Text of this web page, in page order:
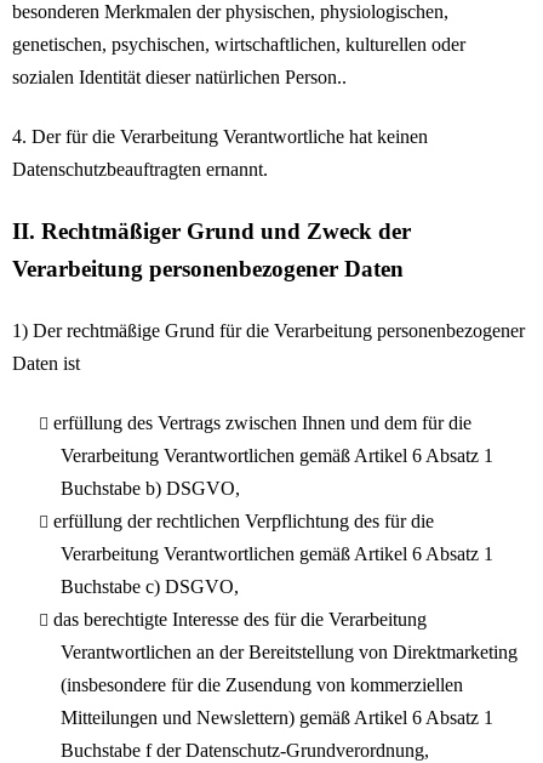
besonderen Merkmalen der physischen, physiologischen,
genetischen, psychischen, wirtschaftlichen, kulturellen oder
sozialen Identität dieser natürlichen Person..
4. Der für die Verarbeitung Verantwortliche hat keinen
Datenschutzbeauftragten ernannt.
II. Rechtmäßiger Grund und Zweck der
Verarbeitung personenbezogener Daten
1) Der rechtmäßige Grund für die Verarbeitung personenbezogener
Daten ist
erfüllung des Vertrags zwischen Ihnen und dem für die
Verarbeitung Verantwortlichen gemäß Artikel 6 Absatz 1
Buchstabe b) DSGVO,
erfüllung der rechtlichen Verpflichtung des für die
Verarbeitung Verantwortlichen gemäß Artikel 6 Absatz 1
Buchstabe c) DSGVO,
das berechtigte Interesse des für die Verarbeitung
Verantwortlichen an der Bereitstellung von Direktmarketing
(insbesondere für die Zusendung von kommerziellen
Mitteilungen und Newslettern) gemäß Artikel 6 Absatz 1
Buchstabe f der Datenschutz-Grundverordnung,